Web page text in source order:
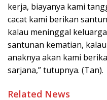
kerja, biayanya kami
cacat kami berikan
kalau meninggal
santunan kematian,
anaknya akan kami
sarjana,” tutupnya. (Tan).
Related News